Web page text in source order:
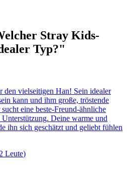
Stray Kids-
Typ?"
den vielseitigen Han! Sein idealer
kann und ihm große, tröstende
eine beste-Freund-ähnliche
Deine warme und
ihn sich geschätzt und geliebt fühlen
Leute)